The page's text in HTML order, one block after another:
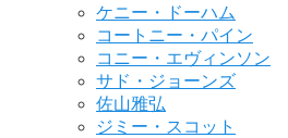
ケニー・ドーハム
コートニー・パイン
コニー・エヴィンソン
サド・ジョーンズ
佐山雅弘
ジミー・スコット